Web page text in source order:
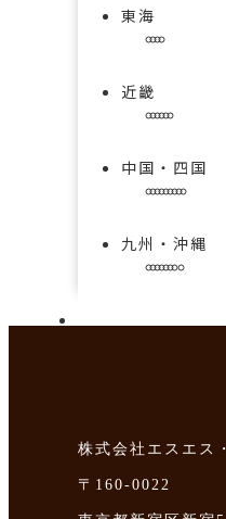
東海
近畿
中国・四国
九州・沖縄
株式会社エスエス
〒160-0022